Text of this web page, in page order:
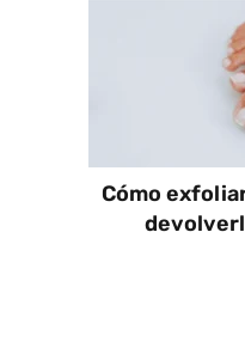
Cómo